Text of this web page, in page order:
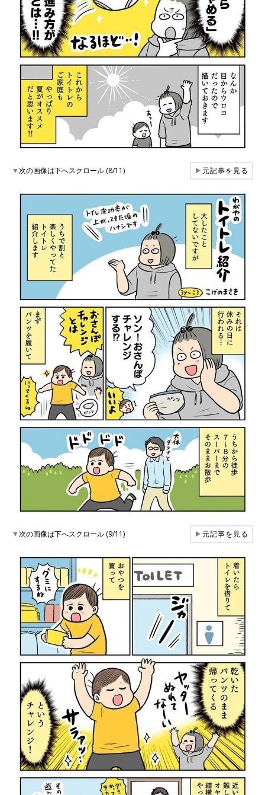
▼次の画像は下へスクロール (8/11) ▶元記事を見る
▼次の画像は下へスクロール (9/11) ▶元記事を見る